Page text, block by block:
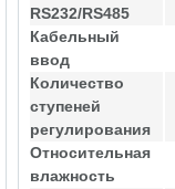
RS232/RS485
Кабельный
ввод
Количество
ступеней
регулирования
Относительная
влажность